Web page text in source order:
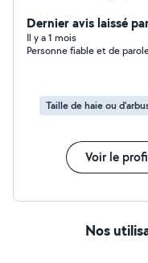
pelouses et les taille
Dernier avis laissé
Il y a 1 mois
Personne fiable et de
Taille de haie ou
Voir le
Nos